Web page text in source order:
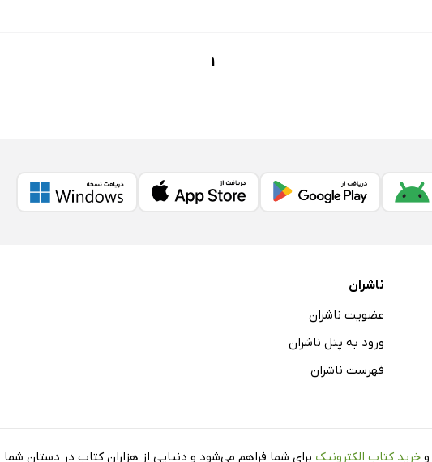
1
ناشران
عضویت ناشران
ورود به پنل ناشران
فهرست ناشران
و خرید کتاب الکترونیک برای شما فراهم می‌شود و دنیایی از هزاران کتاب در دستان شما